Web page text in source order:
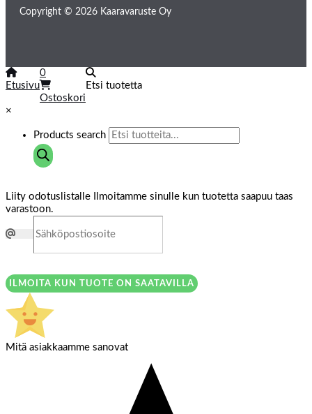
Copyright © 2026 Kaaravaruste Oy
Etusivu
0
Ostoskori
Etsi tuotetta
×
Products search
Liity odotuslistalle
Ilmoitamme sinulle kun tuotetta saapuu taas
varastoon.
ILMOITA KUN TUOTE ON SAATAVILLA
Mitä asiakkaamme sanovat